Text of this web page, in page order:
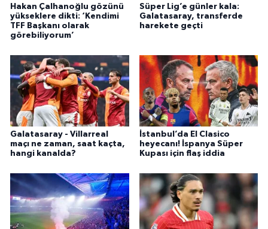
Hakan Çalhanoğlu gözünü
yükseklere dikti: ‘Kendimi
TFF Başkanı olarak
görebiliyorum’
Süper Lig’e günler kala:
Galatasaray, transferde
harekete geçti
Galatasaray - Villarreal
maçı ne zaman, saat kaçta,
hangi kanalda?
İstanbul’da El Clasico
heyecanı! İspanya Süper
Kupası için flaş iddia